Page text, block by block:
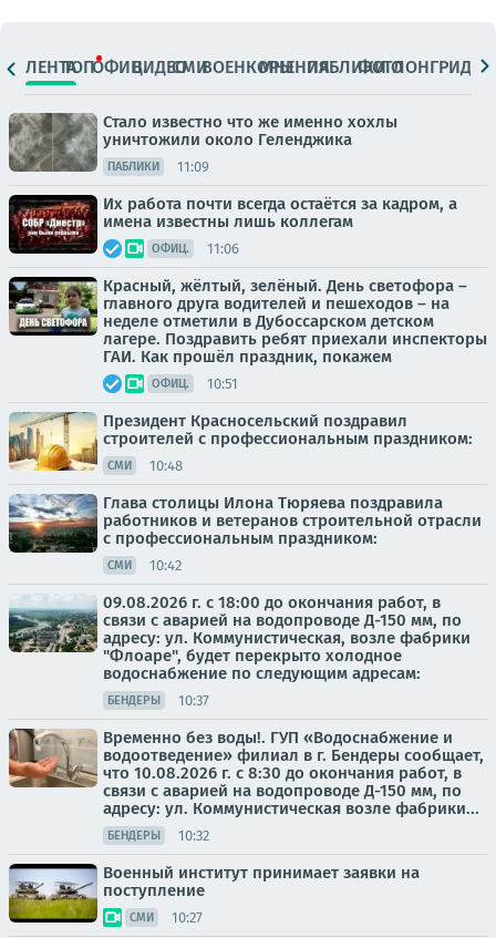
ЛЕНТАТОПОФИЦ.ВИДЕОСМИВОЕНКОРЫМНЕНИЯПАБЛИКИ
ФОТОЛОНГРИДЫ
Стало известно что же именно хохлы
уничтожили около Геленджика
ПАБЛИКИ 11:09
Их работа почти всегда остаётся за кадром, а
имена известны лишь коллегам
ОФИЦ. 11:06
Красный, жёлтый, зелёный. День светофора –
главного друга водителей и пешеходов – на
неделе отметили в Дубоссарском детском
лагере. Поздравить ребят приехали инспекторы
ГАИ. Как прошёл праздник, покажем
ОФИЦ. 10:51
Президент Красносельский поздравил
строителей с профессиональным праздником:
СМИ 10:48
Глава столицы Илона Тюряева поздравила
работников и ветеранов строительной отрасли
с профессиональным праздником:
СМИ 10:42
09.08.2026 г. с 18:00 до окончания работ, в
связи с аварией на водопроводе Д-150 мм, по
адресу: ул. Коммунистическая, возле фабрики
"Флоаре", будет перекрыто холодное
водоснабжение по следующим адресам:
БЕНДЕРЫ 10:37
Временно без воды!. ГУП «Водоснабжение и
водоотведение» филиал в г. Бендеры сообщает,
что 10.08.2026 г. с 8:30 до окончания работ, в
связи с аварией на водопроводе Д-150 мм, по
адресу: ул. Коммунистическая возле фабрики...
БЕНДЕРЫ 10:32
Военный институт принимает заявки на
поступление
СМИ 10:27